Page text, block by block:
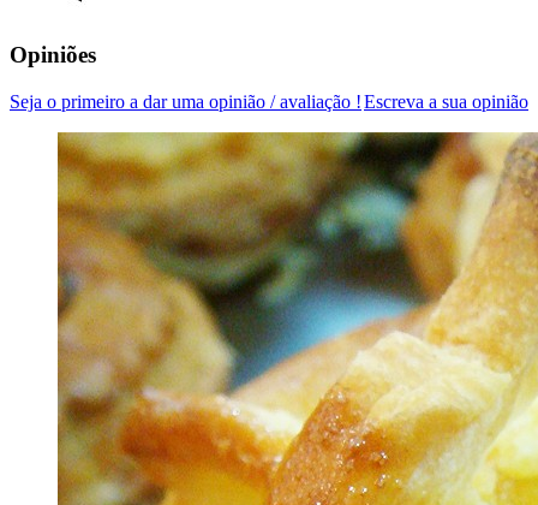
Opiniões
Escreva a sua opinião
Seja o primeiro a dar uma opinião / avaliação !